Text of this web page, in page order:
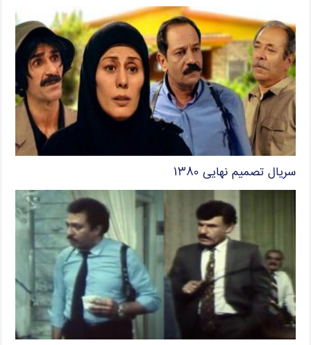
سریال تصمیم نهایی ۱۳۸۰